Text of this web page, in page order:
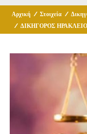
Αρχική / Στοιχεία /
/ ΔΙΚΗΓΟΡΟΣ